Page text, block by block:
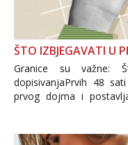
ŠTO IZBJEGAVATI U
Granice su važne:
dopisivanjaPrvih 48
prvog dojma i
Važno je izbjeći
informacija, jer
povjerenje. Takođe...